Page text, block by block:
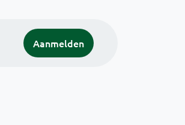
Aanmelden